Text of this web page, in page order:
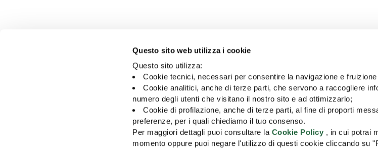
Questo sito web utilizza i cookie
Questo sito utilizza:
Cookie tecnici, necessari per consentire la navigazione e
Cookie analitici, anche di terze parti, che servono a raccogliere
numero degli utenti che visitano il nostro sito e ad ottimizzarlo;
Cookie di profilazione, anche di terze parti, al fine di proporti
preferenze, per i quali chiediamo il tuo consenso.
Per maggiori dettagli puoi consultare la Cookie Policy , in cui potrai
momento oppure puoi negare l'utilizzo di questi cookie cliccando su
30/06/2026
Avviso agli azionisti:
Modifica della
Denominazione Sociale
10/06/2026
Notice to the
Shareholders
05/06/
Avviso